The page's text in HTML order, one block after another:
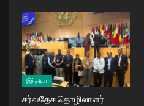
இந்தியா
சர்வதேச தொழிலாளர்